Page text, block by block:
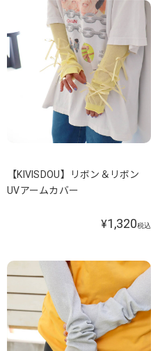
【KIVISDOU】リボン＆リボン
UVアームカバー
¥1,320税込